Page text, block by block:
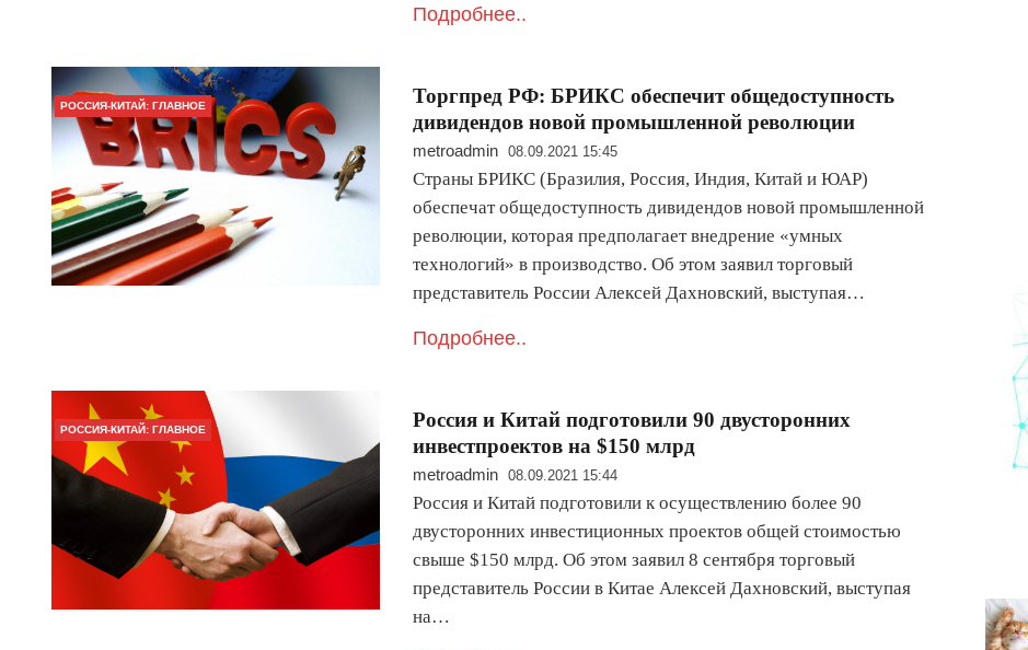
Подробнее..
РОССИЯ-КИТАЙ: ГЛАВНОЕ
Торгпред РФ: БРИКС обеспечит общедоступность
дивидендов новой промышленной революции
metroadmin 08.09.2021 15:45
Страны БРИКС (Бразилия, Россия, Индия, Китай и ЮАР)
обеспечат общедоступность дивидендов новой промышленной
революции, которая предполагает внедрение «умных
технологий» в производство. Об этом заявил торговый
представитель России Алексей Дахновский, выступая…
Подробнее..
РОССИЯ-КИТАЙ: ГЛАВНОЕ
Россия и Китай подготовили 90 двусторонних
инвестпроектов на $150 млрд
metroadmin 08.09.2021 15:44
Россия и Китай подготовили к осуществлению более 90
двусторонних инвестиционных проектов общей стоимостью
свыше $150 млрд. Об этом заявил 8 сентября торговый
представитель России в Китае Алексей Дахновский, выступая
на…